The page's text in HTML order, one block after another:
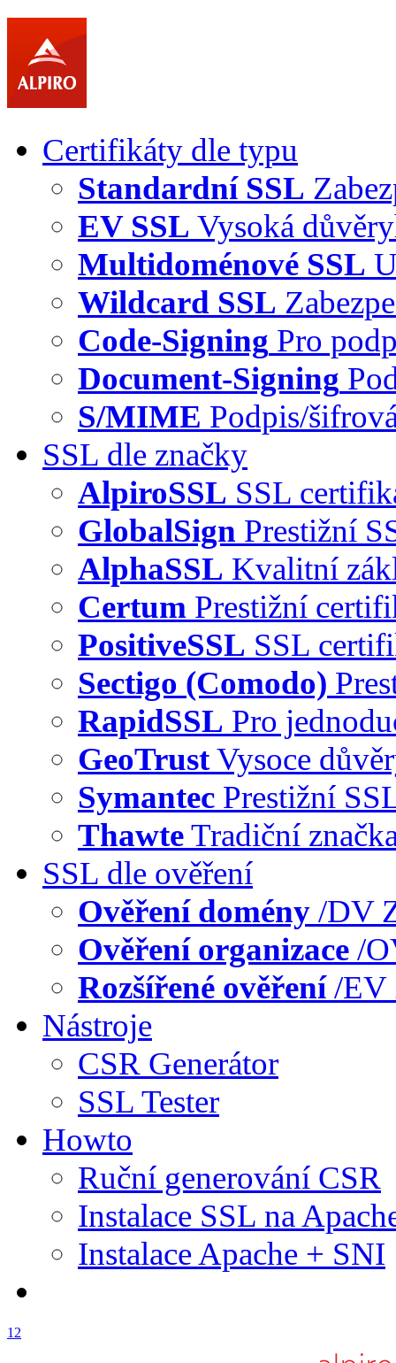
Certifikáty dle typu
Standardní SSL
EV SSL Vysoká
Multidoménové SSL
Wildcard SSL
Code-Signing Pro
Document-Signing
S/MIME Podpis/
SSL dle značky
AlpiroSSL SSL
GlobalSign Prestižní
AlphaSSL Kvalitní
Certum Prestižní
PositiveSSL SSL
Sectigo (Comodo)
RapidSSL Pro
GeoTrustVysoce
Symantec Prestižní
ThawteTradiční
SSL dle ověření
Ověření domény /DV
Ověření organizace /
Rozšířené ověření/EV
Nástroje
CSR Generátor
SSL Tester
Howto
Ruční generování CSR
Instalace SSL na
Instalace Apache + SNI
1 2